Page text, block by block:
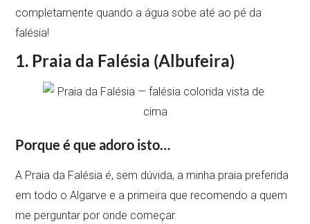
completamente quando a água sobe até ao pé da
falésia!
1. Praia da Falésia (Albufeira)
Porque é que adoro isto…
A Praia da Falésia é, sem dúvida, a minha praia preferida
em todo o Algarve e a primeira que recomendo a quem
me perguntar por onde começar.